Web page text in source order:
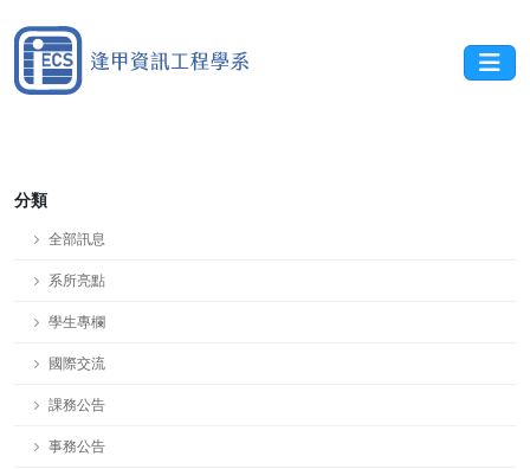
分類
全部訊息
系所亮點
學生專欄
國際交流
課務公告
事務公告